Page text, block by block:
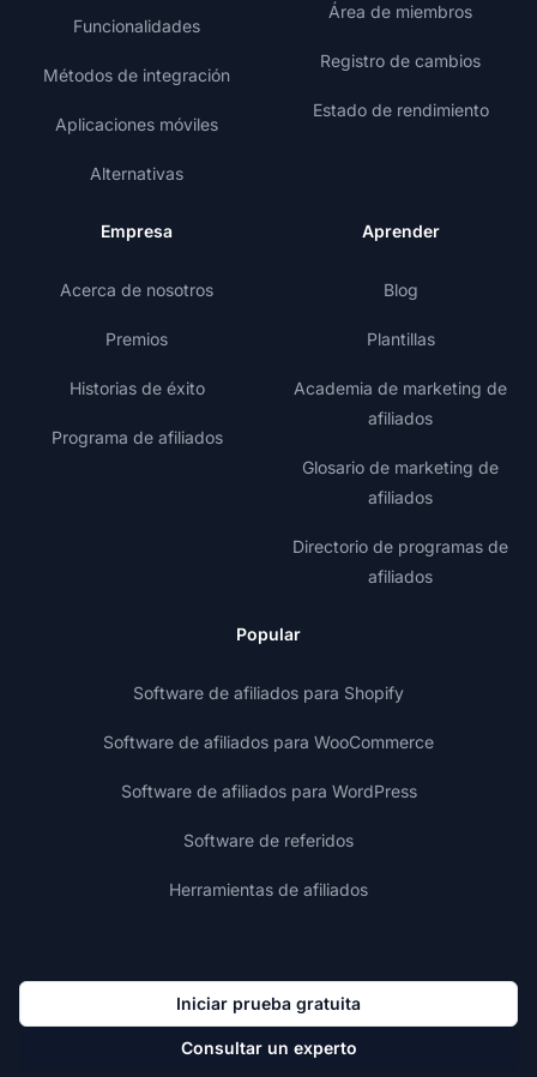
Funcionalidades
Métodos de integración
Aplicaciones móviles
Alternativas
Área de miembros
Registro de cambios
Estado de rendimiento
Empresa
Acerca de nosotros
Premios
Historias de éxito
Programa de afiliados
Aprender
Blog
Plantillas
Academia de marketing de
afiliados
Glosario de marketing de
afiliados
Directorio de programas de
afiliados
Popular
Software de afiliados para Shopify
Software de afiliados para WooCommerce
Software de afiliados para WordPress
Software de referidos
Herramientas de afiliados
Iniciar prueba gratuita
Consultar un experto